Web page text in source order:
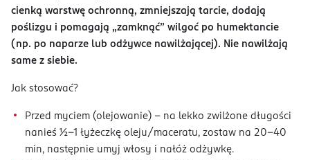
cienką warstwę ochronną, zmniejszają tarcie, dodają
poślizgu i pomagają „zamknąć” wilgoć po humektancie
(np. po naparze lub odżywce nawilżającej). Nie nawilżają
same z siebie.
Jak stosować?
Przed myciem (olejowanie) – na lekko zwilżone długości
nanieś ½–1 łyżeczkę oleju/maceratu, zostaw na 20–40
min, następnie umyj włosy i nałóż odżywkę.